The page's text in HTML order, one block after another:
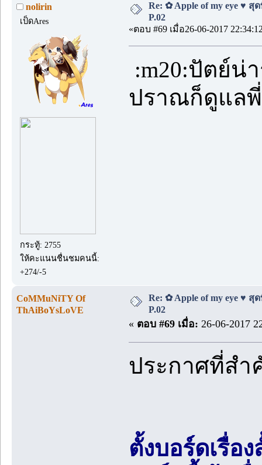
nolirin
เป็ดAres
กระทู้: 2755
ให้คะแนนชื่นชมคนนี้:
+274/-5
Re: ✿ Apple of my eye ♥
P.02
«ตอบ #69 เมื่อ26-06-2017
:m20:ปัตย์น่
ปราณก็ดูแล
CoMMuNiTY Of
ThAiBoYsLoVE
Re: ✿ Apple of my eye ♥
P.02
« ตอบ #69 เมื่อ: 26-06-2017
ประกาศที่ส
ตั้งบอร์ดเรื่อ